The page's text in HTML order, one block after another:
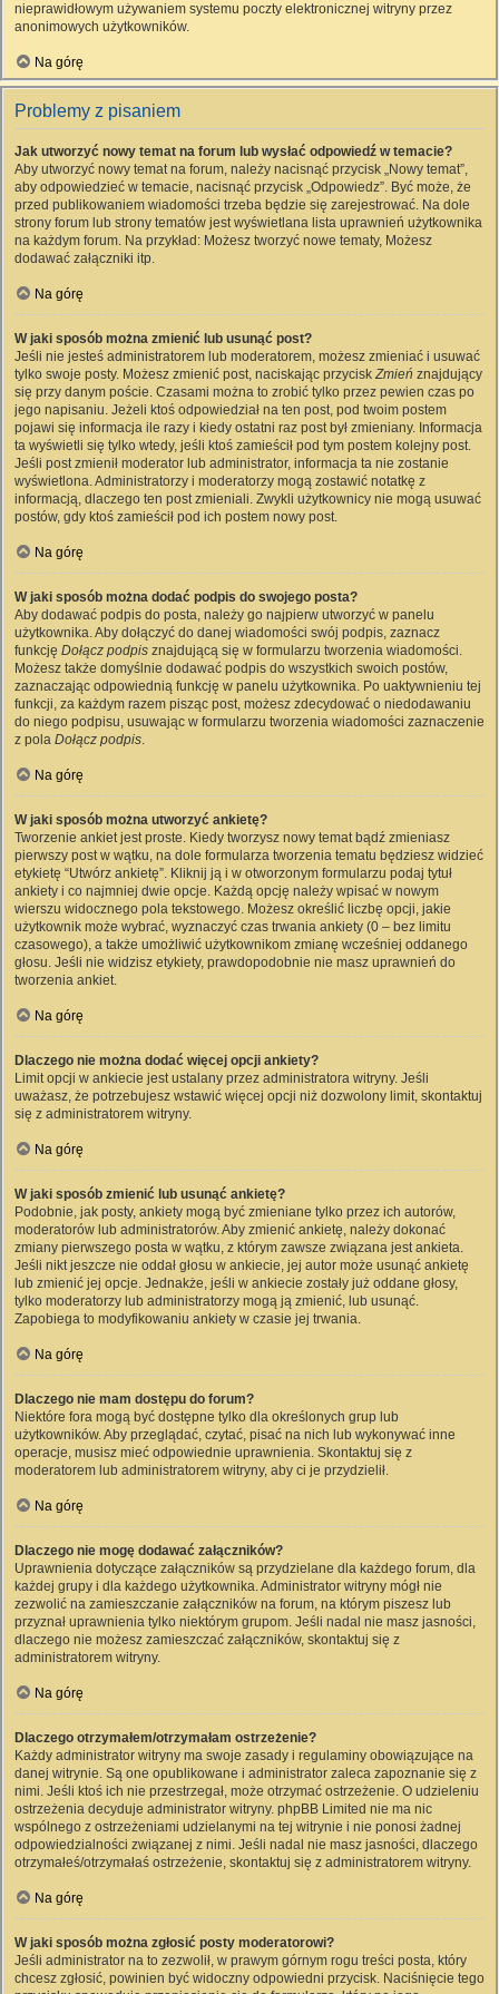
nieprawidłowym używaniem systemu poczty elektronicznej witryny przez
anonimowych użytkowników.
Na górę
Problemy z pisaniem
Jak utworzyć nowy temat na forum lub wysłać odpowiedź w temacie?
Aby utworzyć nowy temat na forum, należy nacisnąć przycisk „Nowy temat”,
aby odpowiedzieć w temacie, nacisnąć przycisk „Odpowiedz”. Być może, że
przed publikowaniem wiadomości trzeba będzie się zarejestrować. Na dole
strony forum lub strony tematów jest wyświetlana lista uprawnień użytkownika
na każdym forum. Na przykład: Możesz tworzyć nowe tematy, Możesz
dodawać załączniki itp.
Na górę
W jaki sposób można zmienić lub usunąć post?
Jeśli nie jesteś administratorem lub moderatorem, możesz zmieniać i usuwać
tylko swoje posty. Możesz zmienić post, naciskając przyciskZmień znajdujący
się przy danym poście. Czasami można to zrobić tylko przez pewien czas po
jego napisaniu. Jeżeli ktoś odpowiedział na ten post, pod twoim postem
pojawi się informacja ile razy i kiedy ostatni raz post był zmieniany. Informacja
ta wyświetli się tylko wtedy, jeśli ktoś zamieścił pod tym postem kolejny post.
Jeśli post zmienił moderator lub administrator, informacja ta nie zostanie
wyświetlona. Administratorzy i moderatorzy mogą zostawić notatkę z
informacją, dlaczego ten post zmieniali. Zwykli użytkownicy nie mogą usuwać
postów, gdy ktoś zamieścił pod ich postem nowy post.
Na górę
W jaki sposób można dodać podpis do swojego posta?
Aby dodawać podpis do posta, należy go najpierw utworzyć w panelu
użytkownika. Aby dołączyć do danej wiadomości swój podpis, zaznacz
funkcję Dołącz podpis znajdującą się w formularzu tworzenia wiadomości.
Możesz także domyślnie dodawać podpis do wszystkich swoich postów,
zaznaczając odpowiednią funkcję w panelu użytkownika. Po uaktywnieniu tej
funkcji, za każdym razem pisząc post, możesz zdecydować o niedodawaniu
do niego podpisu, usuwając w formularzu tworzenia wiadomości zaznaczenie
z pola Dołącz podpis.
Na górę
W jaki sposób można utworzyć ankietę?
Tworzenie ankiet jest proste. Kiedy tworzysz nowy temat bądź zmieniasz
pierwszy post w wątku, na dole formularza tworzenia tematu będziesz widzieć
etykietę “Utwórz ankietę”. Kliknij ją i w otworzonym formularzu podaj tytuł
ankiety i co najmniej dwie opcje. Każdą opcję należy wpisać w nowym
wierszu widocznego pola tekstowego. Możesz określić liczbę opcji, jakie
użytkownik może wybrać, wyznaczyć czas trwania ankiety (0 – bez limitu
czasowego), a także umożliwić użytkownikom zmianę wcześniej oddanego
głosu. Jeśli nie widzisz etykiety, prawdopodobnie nie masz uprawnień do
tworzenia ankiet.
Na górę
Dlaczego nie można dodać więcej opcji ankiety?
Limit opcji w ankiecie jest ustalany przez administratora witryny. Jeśli
uważasz, że potrzebujesz wstawić więcej opcji niż dozwolony limit, skontaktuj
się z administratorem witryny.
Na górę
W jaki sposób zmienić lub usunąć ankietę?
Podobnie, jak posty, ankiety mogą być zmieniane tylko przez ich autorów,
moderatorów lub administratorów. Aby zmienić ankietę, należy dokonać
zmiany pierwszego posta w wątku, z którym zawsze związana jest ankieta.
Jeśli nikt jeszcze nie oddał głosu w ankiecie, jej autor może usunąć ankietę
lub zmienić jej opcje. Jednakże, jeśli w ankiecie zostały już oddane głosy,
tylko moderatorzy lub administratorzy mogą ją zmienić, lub usunąć.
Zapobiega to modyfikowaniu ankiety w czasie jej trwania.
Na górę
Dlaczego nie mam dostępu do forum?
Niektóre fora mogą być dostępne tylko dla określonych grup lub
użytkowników. Aby przeglądać, czytać, pisać na nich lub wykonywać inne
operacje, musisz mieć odpowiednie uprawnienia. Skontaktuj się z
moderatorem lub administratorem witryny, aby ci je przydzielił.
Na górę
Dlaczego nie mogę dodawać załączników?
Uprawnienia dotyczące załączników są przydzielane dla każdego forum, dla
każdej grupy i dla każdego użytkownika. Administrator witryny mógł nie
zezwolić na zamieszczanie załączników na forum, na którym piszesz lub
przyznał uprawnienia tylko niektórym grupom. Jeśli nadal nie masz jasności,
dlaczego nie możesz zamieszczać załączników, skontaktuj się z
administratorem witryny.
Na górę
Dlaczego otrzymałem/otrzymałam ostrzeżenie?
Każdy administrator witryny ma swoje zasady i regulaminy obowiązujące na
danej witrynie. Są one opublikowane i administrator zaleca zapoznanie się z
nimi. Jeśli ktoś ich nie przestrzegał, może otrzymać ostrzeżenie. O udzieleniu
ostrzeżenia decyduje administrator witryny. phpBB Limited nie ma nic
wspólnego z ostrzeżeniami udzielanymi na tej witrynie i nie ponosi żadnej
odpowiedzialności związanej z nimi. Jeśli nadal nie masz jasności, dlaczego
otrzymałeś/otrzymałaś ostrzeżenie, skontaktuj się z administratorem witryny.
Na górę
W jaki sposób można zgłosić posty moderatorowi?
Jeśli administrator na to zezwolił, w prawym górnym rogu treści posta, który
chcesz zgłosić, powinien być widoczny odpowiedni przycisk. Naciśnięcie tego